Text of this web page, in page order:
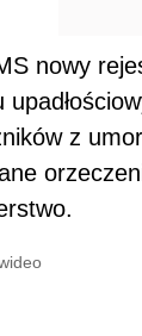
nowy
z